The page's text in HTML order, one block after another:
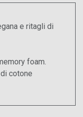
e ritagli di
foam.
cotone